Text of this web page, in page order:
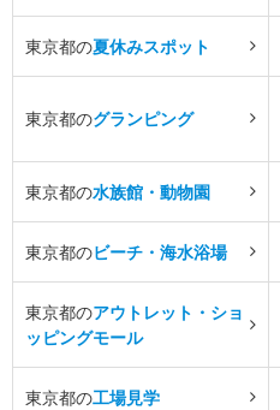
東京都の夏休みスポット
東京都のグランピング
東京都の水族館・動物園
東京都のビーチ・海水浴場
東京都のアウトレット・ショ
ッピングモール
東京都の工場見学